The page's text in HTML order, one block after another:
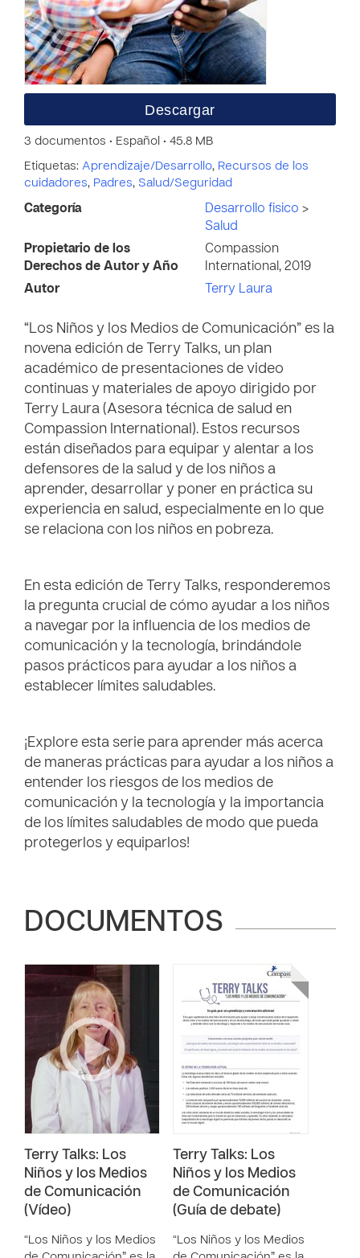
Descargar
3 documentos • Español • 45.8 MB
Etiquetas: Aprendizaje/Desarrollo, Recursos de los
cuidadores, Padres, Salud/Seguridad
Categoría Desarrollo fisico >
Salud
Propietario de los
Derechos de Autor y Año
Compassion
International, 2019
Autor
Terry Laura
“Los Niños y los Medios de Comunicación” es la
novena edición de Terry Talks, un plan
académico de presentaciones de video
continuas y materiales de apoyo dirigido por
Terry Laura (Asesora técnica de salud en
Compassion International). Estos recursos
están diseñados para equipar y alentar a los
defensores de la salud y de los niños a
aprender, desarrollar y poner en práctica su
experiencia en salud, especialmente en lo que
se relaciona con los niños en pobreza.
En esta edición de Terry Talks, responderemos
la pregunta crucial de cómo ayudar a los niños
a navegar por la influencia de los medios de
comunicación y la tecnología, brindándole
pasos prácticos para ayudar a los niños a
establecer límites saludables.
¡Explore esta serie para aprender más acerca
de maneras prácticas para ayudar a los niños a
entender los riesgos de los medios de
comunicación y la tecnología y la importancia
de los límites saludables de modo que pueda
protegerlos y equiparlos!
DOCUMENTOS
Terry Talks: Los
Niños y los Medios
de Comunicación
(Vídeo)
“Los Niños y los Medios
Terry Talks: Los
Niños y los Medios
de Comunicación
(Guía de debate)
“Los Niños y los Medios